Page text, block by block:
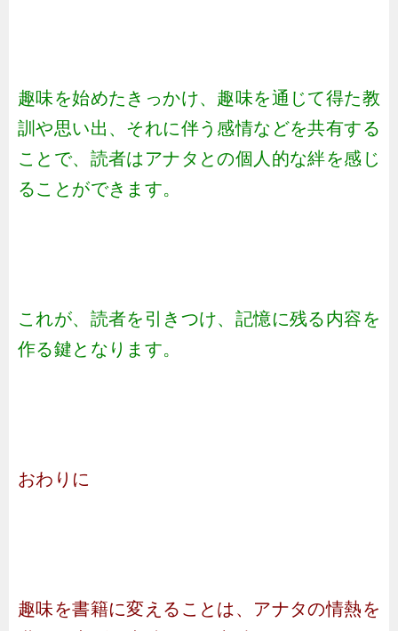
趣味を始めたきっかけ、趣味を通じて得た教
訓や思い出、それに伴う感情などを共有する
ことで、読者はアナタとの個人的な絆を感じ
ることができます。
これが、読者を引きつけ、記憶に残る内容を
作る鍵となります。
おわりに
趣味を書籍に変えることは、アナタの情熱を